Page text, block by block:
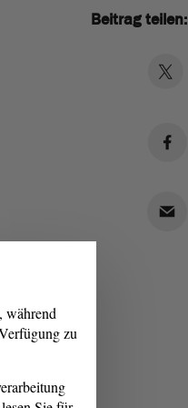
Beitrag teilen:
während
zu